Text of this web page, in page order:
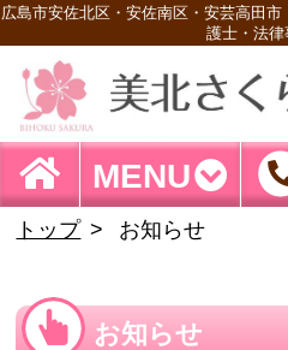
広島市安佐北区・安佐南区・安芸高田
護士・法律
MENU
トップ お知らせ
お知らせ